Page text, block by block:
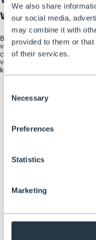
We also share
our social media,
may combine it with
provided to them or
of their services.
Selection
Necessary
Preferences
Statistics
Marketing
werkplatform
Bereik nieuwe hoogten en
verstelbare platform biedt een
cm voor de ATTP 3 en 210 cm
voor hoge plafonds en lastige
kg.